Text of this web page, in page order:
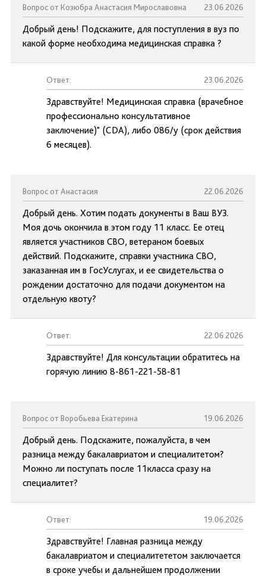
Вопрос от Козюбра Анастасия Мирославовна 23.06.2026
Добрый день! Подскажите, для поступления в вуз по
какой форме необходима медицинская справка ?
Ответ: 23.06.2026
Здравствуйте! Медицинская справка (врачебное
профессионально консультативное
заключение)" (CDA), либо 086/у (срок действия
6 месяцев).
Вопрос от Анастасия 22.06.2026
Добрый день. Хотим подать документы в Ваш ВУЗ.
Моя дочь окончила в этом году 11 класс. Ее отец
является участников СВО, ветераном боевых
действий. Подскажите, справки участника СВО,
заказанная им в ГосУслугах, и ее свидетельства о
рождении достаточно для подачи документом на
отдельную квоту?
Ответ: 22.06.2026
Здравствуйте! Для консультации обратитесь на
горячую линию 8-861-221-58-81
Вопрос от Воробьева Екатерина 19.06.2026
Добрый день. Подскажите, пожалуйста, в чем
разница между бакалавриатом и специалитетом?
Можно ли поступать после 11класса сразу на
специалитет?
Ответ: 19.06.2026
Здравствуйте! Главная разница между
бакалавриатом и специалитететом заключается
в сроке учебы и дальнейшем продолжении